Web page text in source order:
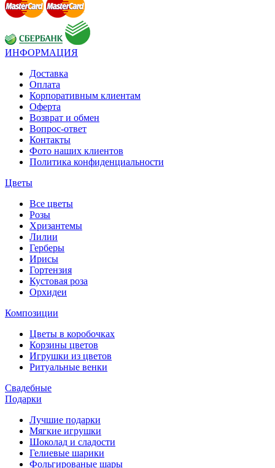
ИНФОРМАЦИЯ
Доставка
Оплата
Корпоративным клиентам
Оферта
Возврат и обмен
Вопрос-ответ
Контакты
Фото наших клиентов
Политика конфиденциальности
Цветы
Все цветы
Розы
Хризантемы
Лилии
Герберы
Ирисы
Гортензия
Кустовая роза
Орхидеи
Композиции
Цветы в коробочках
Корзины цветов
Игрушки из цветов
Ритуальные венки
Свадебные
Подарки
Лучшие подарки
Мягкие игрушки
Шоколад и сладости
Гелиевые шарики
Фольгированые шары